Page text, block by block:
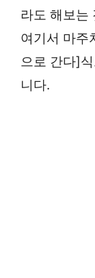
라도 해보는
여기서 마주
으로 간다]
니다.